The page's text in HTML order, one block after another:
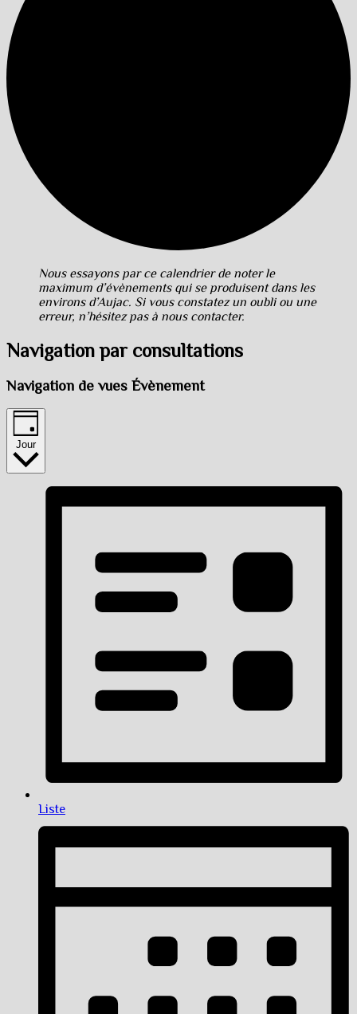
Nous essayons par ce calendrier de noter le
maximum d’évènements qui se produisent dans les
environs d’Aujac. Si vous constatez un oubli ou une
erreur, n’hésitez pas à nous contacter.
Navigation par consultations
Navigation de vues Évènement
Jour
Liste